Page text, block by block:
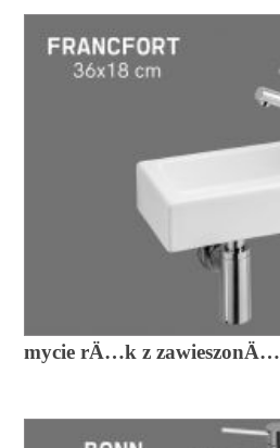
mycie rÄ…k z